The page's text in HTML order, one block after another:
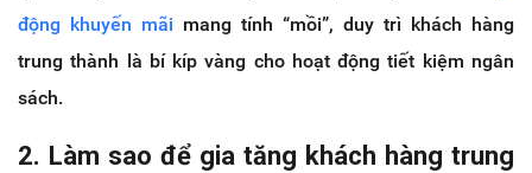
động khuyến mãi mang tính “mồi”, duy trì khách hàng
trung thành là bí kíp vàng cho hoạt động tiết kiệm ngân
sách.
2. Làm sao để gia tăng khách hàng trung